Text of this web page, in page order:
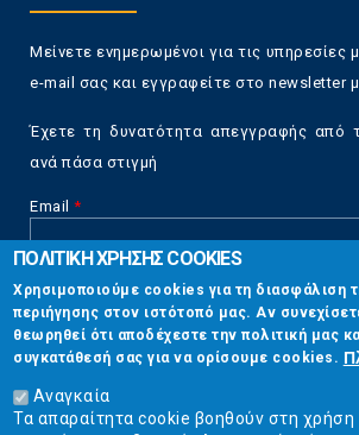
Μείνετε ενημερωμένοι για τις
e-mail σας και εγγραφείτε στο newsletter
Έχετε τη δυνατότητα απεγγραφής από
ανά πάσα στιγμή
Email *
CAPTCHA
This
question is
for testing
whether or
not you are a
human visitor
Επικοινωνία
Στουρνάρη 17, Αθήνα 10683
ΠΟΛΙΤΙΚΗ ΧΡΗΣΗΣ COOKIES
Χρησιμοποιούμε cookies για τη διασφάλιση
περιήγησης στον ιστότοπό μας. Αν
θεωρηθεί ότι αποδέχεστε την πολιτική μας
συγκατάθεσή σας για να ορίσουμε cookies.
Αναγκαία
Τα απαραίτητα cookie βοηθούν στη χρήση